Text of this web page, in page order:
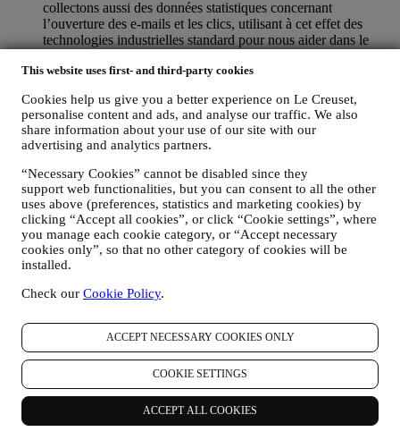
This website uses first- and third-party cookies
Cookies help us give you a better experience on Le Creuset,
personalise content and ads, and analyse our traffic. We also
share information about your use of our site with our
advertising and analytics partners.
“Necessary Cookies” cannot be disabled since they
support web functionalities, but you can consent to all the other
uses above (preferences, statistics and marketing cookies) by
clicking “Accept all cookies”, or click “Cookie settings”, where
you manage each cookie category, or “Accept necessary
cookies only”, so that no other category of cookies will be
installed.
Check our Cookie Policy.
ACCEPT NECESSARY COOKIES ONLY
COOKIE SETTINGS
ACCEPT ALL COOKIES
collectons aussi des données statistiques concernant
l’ouverture des e-mails et les clics, utilisant à cet effet des
technologies industrielles standard pour nous aider dans le
sur votre consentement à recevoir nos communications de
exercé lors de la collecte des informations personnelles, en
cochant la case appropriée.
Désabonnement :
Vous pouvez cesser de recevoir nos communications
marketing à tout moment, gratuitement, en utilisant les
méthodes indiquées dans chaque communication (par
exemple, pour vous désinscrire de la newsletter, vous pouvez
cliquer sur le lien de désinscription figurant au bas de chaque
e-mail). En tout état de cause, si vous souhaitez mettre fin à
l'une de nos activités marketing, veuillez nous envoyer un
courrier électronique à l'adresse:
dans certaines circonstances, il se peut que vous receviez
votre désinscription soit complètement traitée.
Veuillez garder
à l’esprit que nous ne transmettons pas et ne vendons pas vos
coordonnées et autres données personnelles à d’autres sociétés
à des fins marketing.
POUR LE RECIBLAGE / LA PERSONNALISATION DE
NOS OFFRES, AMÉLIORANT AINSI L’EXPÉRIENCE
DU CLIENT.